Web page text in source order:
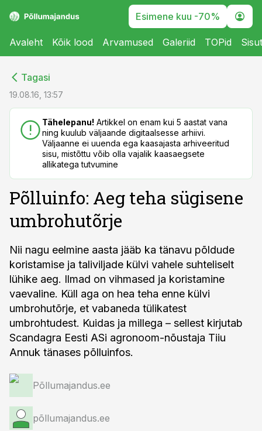
Esimene kuu -70%
Avaleht Kõik lood Arvamused Galeriid TOPid
Tagasi
19.08.16, 13:57
Tähelepanu! Artikkel on enam kui 5 aastat vana
ning kuulub väljaande digitaalsesse arhiivi.
Väljaanne ei uuenda ega kaasajasta arhiveeritud
sisu, mistõttu võib olla vajalik kaasaegsete
allikatega tutvumine
Põlluinfo: Aeg teha sügisene
umbrohutõrje
Nii nagu eelmine aasta jääb ka tänavu põldude
koristamise ja taliviljade külvi vahele suhteliselt
lühike aeg. Ilmad on vihmased ja koristamine
vaevaline. Küll aga on hea teha enne külvi
umbrohutõrje, et vabaneda tülikatest
umbrohtudest. Kuidas ja millega – sellest kirjutab
Scandagra Eesti ASi agronoom-nõustaja Tiiu
Annuk tänases põlluinfos.
Põllumajandus.ee
põllumajandus.ee